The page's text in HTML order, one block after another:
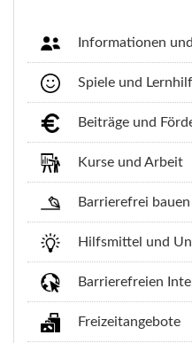
Informationen
Spiele und
Beiträge und
Kurse und Arbeit
Barrierefrei
Hilfsmittel und
Barrierefreien
Freizeitangebote